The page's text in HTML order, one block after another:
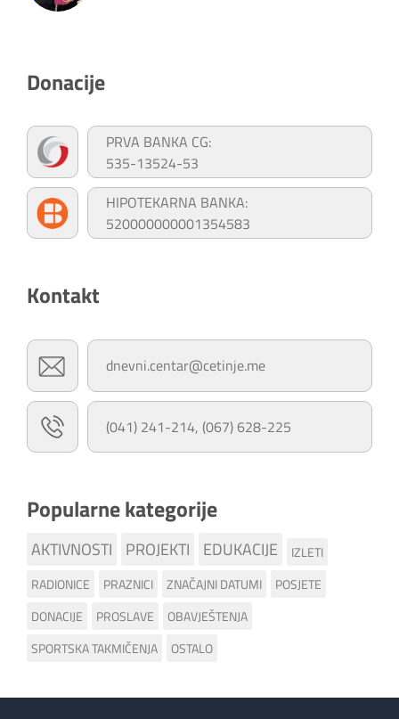
Donacije
PRVA BANKA CG:
535-13524-53
HIPOTEKARNA BANKA:
520000000001354583
Kontakt
dnevni.centar@cetinje.me
(041) 241-214, (067) 628-225
Popularne kategorije
AKTIVNOSTI PROJEKTI EDUKACIJE
IZLETI
RADIONICE
PRAZNICI ZNAČAJNI DATUMI
POSJETE
DONACIJE
PROSLAVE
OBAVJEŠTENJA
SPORTSKA TAKMIČENJA
OSTALO